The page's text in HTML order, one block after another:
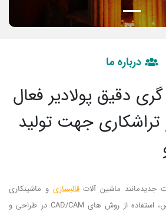
درباره ما
دقیق پولادیر فعال
تراشکاری جهت تولید
جدیدمانند ماشین آلاتقالبسازی و ماشینكاری
CNC، ماشین های مخصوص، استفاده از روش های CAD/CAM در طراحی و